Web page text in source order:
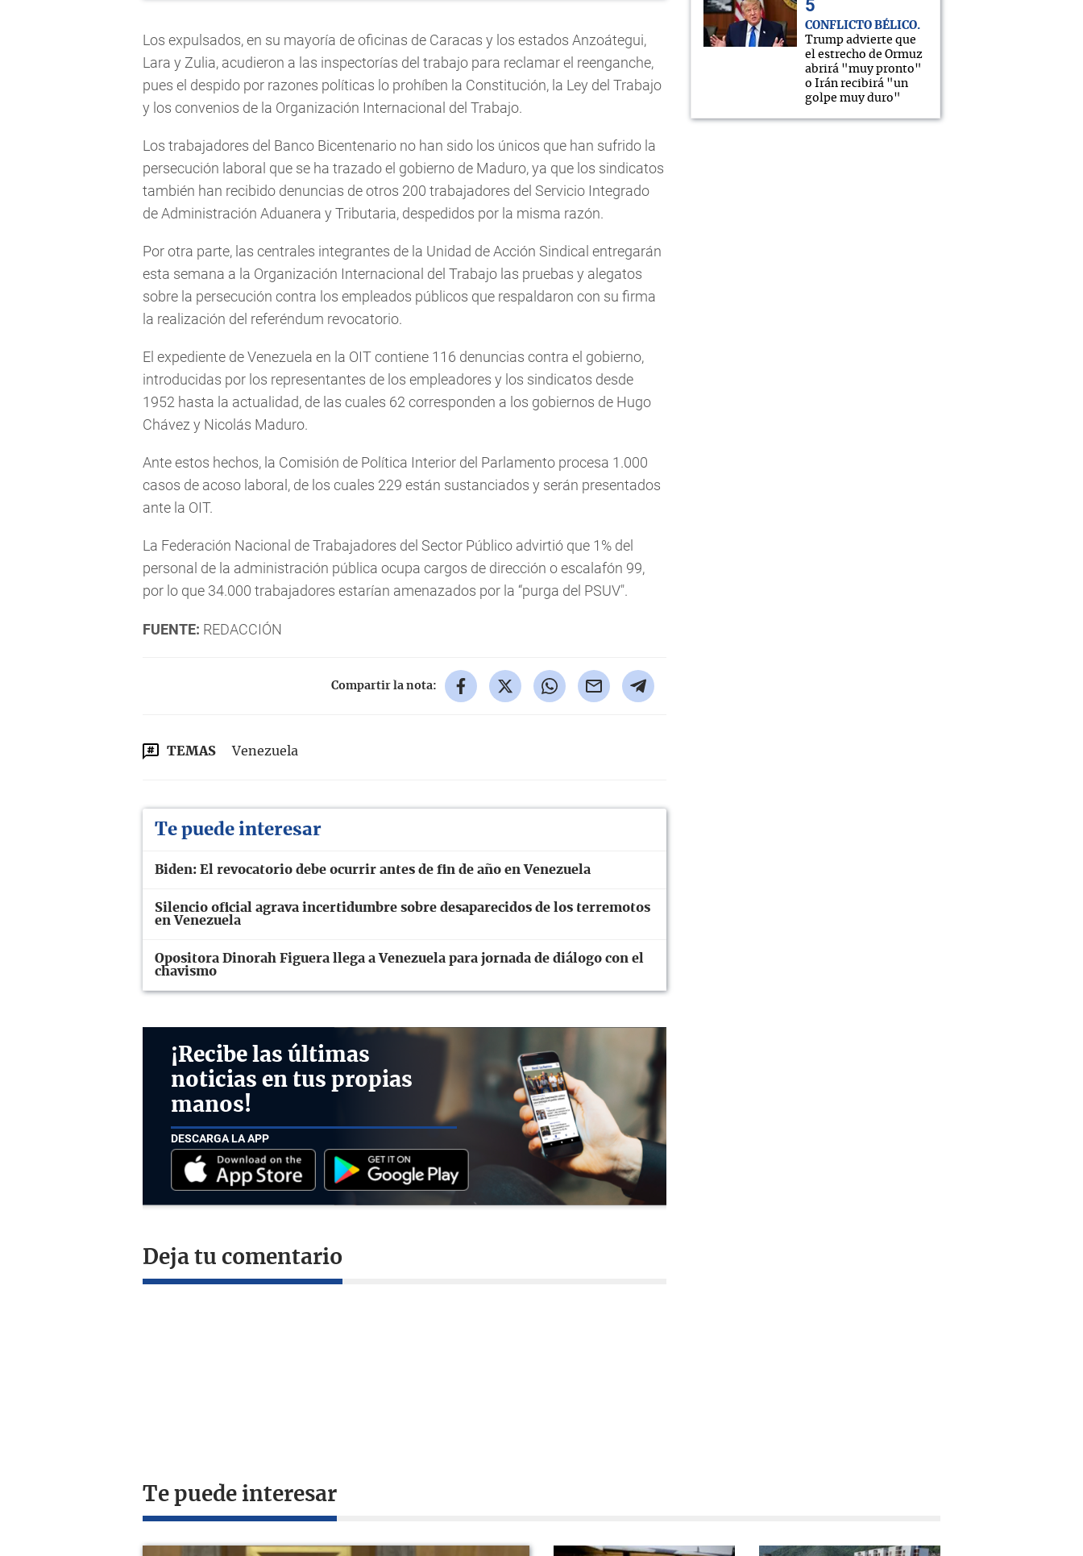
Los expulsados, en su mayoría de oficinas de Caracas y los estados Anzoátegui,
Lara y Zulia, acudieron a las inspectorías del trabajo para reclamar el reenganche,
pues el despido por razones políticas lo prohíben la Constitución, la Ley del Trabajo
y los convenios de la Organización Internacional del Trabajo.
Los trabajadores del Banco Bicentenario no han sido los únicos que han sufrido la
persecución laboral que se ha trazado el gobierno de Maduro, ya que los sindicatos
también han recibido denuncias de otros 200 trabajadores del Servicio Integrado
de Administración Aduanera y Tributaria, despedidos por la misma razón.
Por otra parte, las centrales integrantes de la Unidad de Acción Sindical entregarán
esta semana a la Organización Internacional del Trabajo las pruebas y alegatos
sobre la persecución contra los empleados públicos que respaldaron con su firma
la realización del referéndum revocatorio.
El expediente de Venezuela en la OIT contiene 116 denuncias contra el gobierno,
introducidas por los representantes de los empleadores y los sindicatos desde
1952 hasta la actualidad, de las cuales 62 corresponden a los gobiernos de Hugo
Chávez y Nicolás Maduro.
Ante estos hechos, la Comisión de Política Interior del Parlamento procesa 1.000
casos de acoso laboral, de los cuales 229 están sustanciados y serán presentados
ante la OIT.
La Federación Nacional de Trabajadores del Sector Público advirtió que 1% del
personal de la administración pública ocupa cargos de dirección o escalafón 99,
por lo que 34.000 trabajadores estarían amenazados por la “purga del PSUV".
FUENTE: REDACCIÓN
Compartir la nota:
TEMAS Venezuela
Te puede interesar
Biden: El revocatorio debe ocurrir antes de fin de año en Venezuela
Silencio oficial agrava incertidumbre sobre desaparecidos de los terremotos
en Venezuela
Opositora Dinorah Figuera llega a Venezuela para jornada de diálogo con el
chavismo
¡Recibe las últimas
noticias en tus propias
manos!
DESCARGA LA APP
Deja tu comentario
CONFLICTO BÉLICO
Trump advierte que
el estrecho de Ormuz
abrirá "muy pronto"
o Irán recibirá "un
golpe muy duro"
Te puede interesar